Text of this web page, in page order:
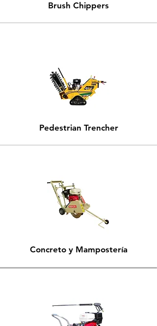
Brush Chippers
Pedestrian Trencher
Concreto y Mampostería